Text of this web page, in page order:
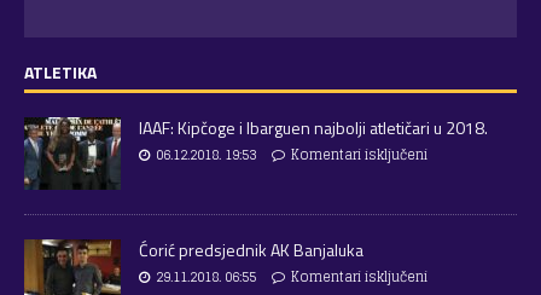
ATLETIKA
IAAF: Kipčoge i Ibarguen najbolji atletičari u 2018.
06.12.2018. 19:53 Komentari isključeni
Ćorić predsjednik AK Banjaluka
29.11.2018. 06:55 Komentari isključeni